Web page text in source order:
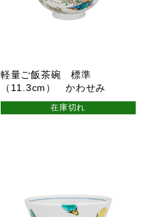
軽量ご飯茶碗 標準
（11.3cm） かわせみ
在庫切れ